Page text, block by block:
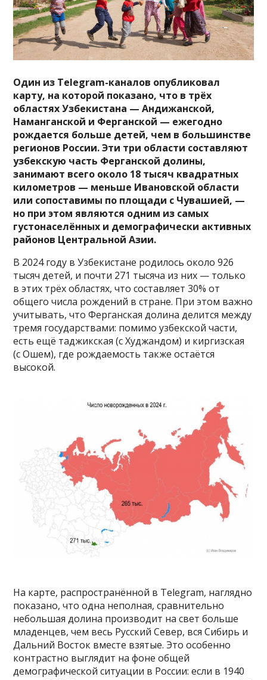
Один из Telegram-каналов опубликовал
карту, на которой показано, что в трёх
областях Узбекистана — Андижанской,
Наманганской и Ферганской — ежегодно
рождается больше детей, чем в большинстве
регионов России. Эти три области составляют
узбекскую часть Ферганской долины,
занимают всего около 18 тысяч квадратных
километров — меньше Ивановской области
или сопоставимы по площади с Чувашией, —
но при этом являются одним из самых
густонаселённых и демографически активных
районов Центральной Азии.
В 2024 году в Узбекистане родилось около 926
тысяч детей, и почти 271 тысяча из них — только
в этих трёх областях, что составляет 30% от
общего числа рождений в стране. При этом важно
учитывать, что Ферганская долина делится между
тремя государствами: помимо узбекской части,
есть ещё таджикская (с Худжандом) и киргизская
(с Ошем), где рождаемость также остаётся
высокой.
На карте, распространённой в Telegram, наглядно
показано, что одна неполная, сравнительно
небольшая долина производит на свет больше
младенцев, чем весь Русский Север, вся Сибирь и
Дальний Восток вместе взятые. Это особенно
контрастно выглядит на фоне общей
демографической ситуации в России: если в 1940